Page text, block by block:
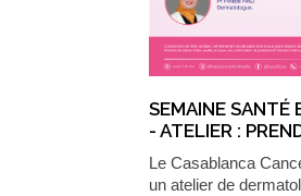
SEMAINE SANTÉ
- ATELIER :
Le Casablanca
un atelier de